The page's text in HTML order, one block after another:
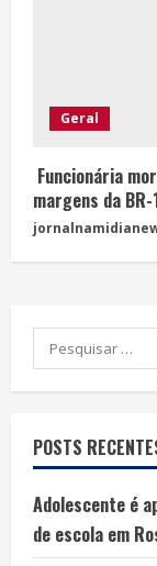
Geral
Funcionária
margens da BR-
POSTS
Adolescente é
de escola em